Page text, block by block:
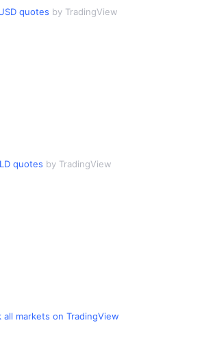
quotes by TradingView
quotes by TradingView
all markets on TradingView